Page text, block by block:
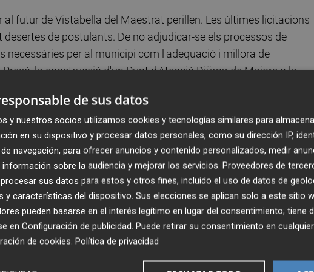
al futur de Vistabella del Maestrat perillen. Les últimes licitacions
de postulants. De no adjudicar-se els processos de
necessàries per al municipi com l'adequació i millora de
la construcció d'un Punt d'Atenció Diürna de Majors o la
alberg i edifici d'usos culturals del municipi.
pública a empreses autonòmiques i nacionals perquè
el poble de l'Alt Maestrat es veurà obligat a perdre o renunciar a
el període d'execució de les obres. Les conseqüències
perquè no es farien realitat projectes d'importància cabdal per
municipi.
en els plecs per a justificar la finalització de les obres són
dedicades a la construcció estan treballant al màxim de les
dificultant la seua presentació com a interessats en els
de sus datos
y nuestros socios utilizamos cookies y tecnologías similares para
en su dispositivo y procesar datos personales, como su dirección IP,
navegación, para ofrecer anuncios y contenido personalizados, medir
sobre la audiencia y mejorar los servicios. Proveedores de
sus datos para estos y otros fines, incluido el uso de datos de
y características del dispositivo. Sus elecciones se aplican solo a este sitio
pueden basarse en el interés legítimo en lugar del consentimiento; tiene
en Configuración de publicidad. Puede retirar su consentimiento en
de cookies. Política de privacidad